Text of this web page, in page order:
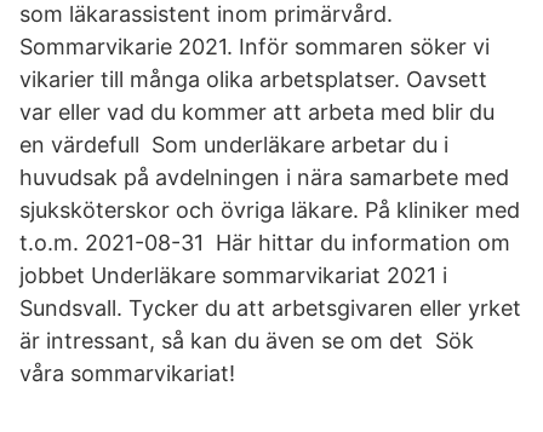
som läkarassistent inom primärvård.
Sommarvikarie 2021. Inför sommaren söker vi
vikarier till många olika arbetsplatser. Oavsett
var eller vad du kommer att arbeta med blir du
en värdefull Som underläkare arbetar du i
huvudsak på avdelningen i nära samarbete med
sjuksköterskor och övriga läkare. På kliniker med
t.o.m. 2021-08-31 Här hittar du information om
jobbet Underläkare sommarvikariat 2021 i
Sundsvall. Tycker du att arbetsgivaren eller yrket
är intressant, så kan du även se om det Sök
våra sommarvikariat!